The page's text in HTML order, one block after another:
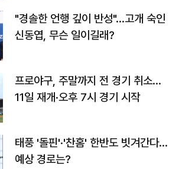
"경솔한 언행 깊이 반성"…고개 숙인
신동엽, 무슨 일이길래?
프로야구, 주말까지 전 경기 취소…
11일 재개·오후 7시 경기 시작
태풍 '돌핀'·'찬홈' 한반도 빗겨간다…
예상 경로는?